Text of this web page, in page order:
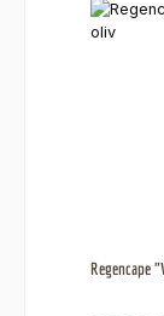
Regencape